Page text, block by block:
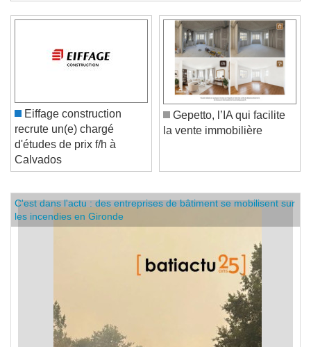
Eiffage construction
recrute un(e) chargé
d'études de prix f/h à
Calvados
Gepetto, l’IA qui facilite
C'est dans l'actu : des entreprises de bâtiment se mobilisent sur
les incendies en Gironde